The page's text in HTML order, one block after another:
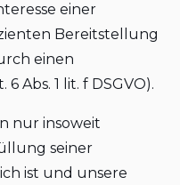
einer
Bereitstellung
einen
Abs. 1 lit. f DSGVO).
nur insoweit
seiner
ist und unsere